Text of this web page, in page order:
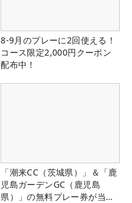
8-9月のプレーに2回使える！
コース限定2,000円クーポン
配布中！
「潮来CC（茨城県）」＆「鹿
児島ガーデンGC（鹿児島
県）」の無料プレー券が当た